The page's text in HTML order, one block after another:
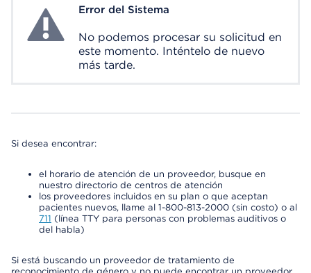
System ErrorError del Sistema
No podemos procesar su solicitud en
este momento. Inténtelo de nuevo
más tarde.
Si desea encontrar:
el horario de atención de un proveedor, busque en
nuestro directorio de centros de atención
los proveedores incluidos en su plan o que aceptan
pacientes nuevos, llame al 1-800-813-2000 (sin costo) o al
711 (línea TTY para personas con problemas auditivos o
del habla)
Si está buscando un proveedor de tratamiento de